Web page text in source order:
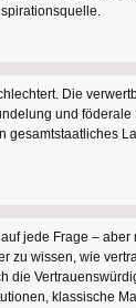
Die
und föderale
gesamtstaatliches
jede Frage – aber
zu wissen, wie
die
klassische